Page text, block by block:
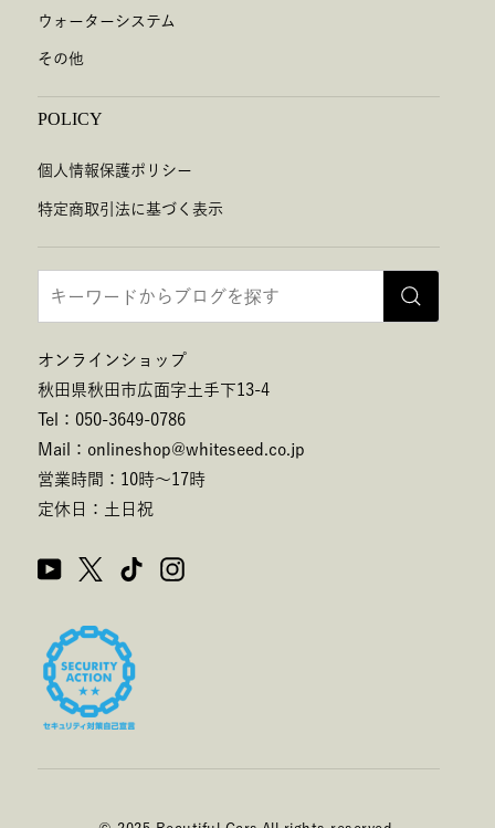
ウォーターシステム
その他
POLICY
個人情報保護ポリシー
特定商取引法に基づく表示
オンラインショップ
秋田県秋田市広面字土手下13-4
Tel：050-3649-0786
Mail：onlineshop@whiteseed.co.jp
営業時間：10時～17時
定休日：土日祝